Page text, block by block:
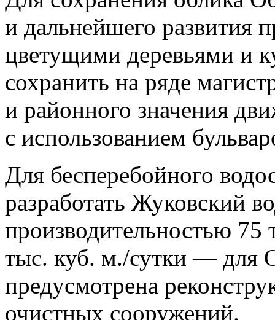
и дальнейшего развития
цветущими деревьями и
сохранить на ряде
и районного значения
с использованием
Для бесперебойного
разработать Жуковский
производительностью
тыс. куб. м./сутки — для
предусмотрена
очистных сооружений.